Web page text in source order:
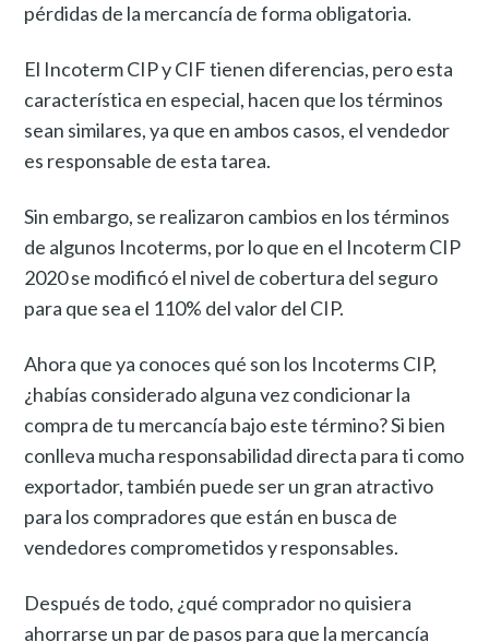
pérdidas de la mercancía de forma obligatoria.
El Incoterm CIP y CIF tienen diferencias, pero esta
característica en especial, hacen que los términos
sean similares, ya que en ambos casos, el vendedor
es responsable de esta tarea.
Sin embargo, se realizaron cambios en los términos
de algunos Incoterms, por lo que en el Incoterm CIP
2020 se modificó el nivel de cobertura del seguro
para que sea el 110% del valor del CIP.
Ahora que ya conoces qué son los Incoterms CIP,
¿habías considerado alguna vez condicionar la
compra de tu mercancía bajo este término? Si bien
conlleva mucha responsabilidad directa para ti como
exportador, también puede ser un gran atractivo
para los compradores que están en busca de
vendedores comprometidos y responsables.
Después de todo, ¿qué comprador no quisiera
ahorrarse un par de pasos para que la mercancía